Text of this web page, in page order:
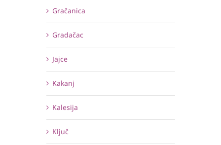
Gračanica
Gradačac
Jajce
Kakanj
Kalesija
Ključ